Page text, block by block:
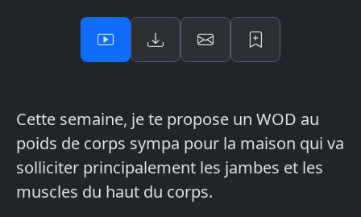
Cette semaine, je te propose un WOD au
poids de corps sympa pour la maison qui va
solliciter principalement les jambes et les
muscles du haut du corps.